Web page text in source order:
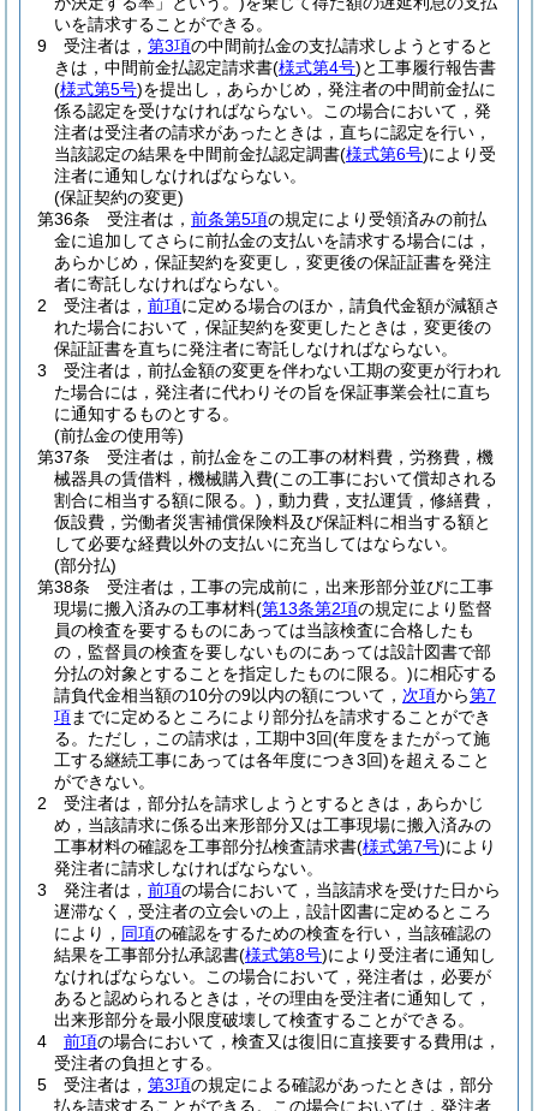
いを請求することができる。
9
受注者は， 第3項の中間前払金の支払請求しようとすると
きは，中間前金払認定請求書(様式第4号)と工事履行報告書
(様式第5号)を提出し，あらかじめ，発注者の中間前金払に
係る認定を受けなければならない。
この場合において，発
注者は受注者の請求があったときは，直ちに認定を行い，
当該認定の結果を中間前金払認定調書(様式第6号)により受
注者に通知しなければならない。
(保証契約の変更)
第36条
受注者は， 前条第5項の規定により受領済みの前払
金に追加してさらに前払金の支払いを請求する場合には，
あらかじめ，保証契約を変更し，変更後の保証証書を発注
者に寄託しなければならない。
2
受注者は， 前項に定める場合のほか，請負代金額が減額さ
れた場合において，保証契約を変更したときは，変更後の
保証証書を直ちに発注者に寄託しなければならない。
3
受注者は，前払金額の変更を伴わない工期の変更が行われ
た場合には，発注者に代わりその旨を保証事業会社に直ち
に通知するものとする。
(前払金の使用等)
第37条
受注者は，前払金をこの工事の材料費，労務費，機
械器具の賃借料，機械購入費(この工事において償却される
割合に相当する額に限る。) ，動力費，支払運賃，修繕費，
仮設費，労働者災害補償保険料及び保証料に相当する額と
して必要な経費以外の支払いに充当してはならない。
(部分払)
第38条
受注者は，工事の完成前に，出来形部分並びに工事
現場に搬入済みの工事材料(第13条第2項の規定により監督
員の検査を要するものにあっては当該検査に合格したも
の，監督員の検査を要しないものにあっては設計図書で部
分払の対象とすることを指定したものに限る。)に相応する
請負代金相当額の10分の9以内の額について， 次項から第7
項までに定めるところにより部分払を請求することができ
る。 ただし，この請求は，工期中3回(年度をまたがって施
工する継続工事にあっては各年度につき3回)を超えること
ができない。
2
受注者は，部分払を請求しようとするときは，あらかじ
め，当該請求に係る出来形部分又は工事現場に搬入済みの
工事材料の確認を工事部分払検査請求書(様式第7号)により
発注者に請求しなければならない。
3
発注者は， 前項の場合において，当該請求を受けた日から
遅滞なく，受注者の立会いの上，設計図書に定めるところ
により， 同項の確認をするための検査を行い，当該確認の
結果を工事部分払承認書(様式第8号)により受注者に通知し
なければならない。
この場合において，発注者は，必要が
あると認められるときは，その理由を受注者に通知して，
出来形部分を最小限度破壊して検査することができる。
4
前項の場合において，検査又は復旧に直接要する費用は，
受注者の負担とする。
5
受注者は， 第3項の規定による確認があったときは，部分
払を請求することができる。
この場合においては，発注者